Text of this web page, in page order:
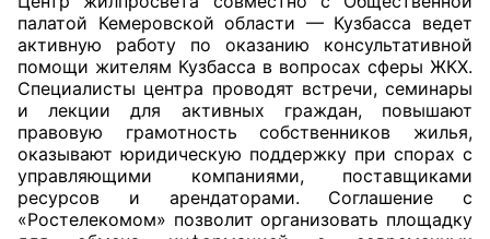
исполнительной власти
Общественные советы по проведению
независимой оценки качества условий
оказания услуг
О Палате
Структура Палаты
палатой Кемеровской области — Кузбасса ведет
активную работу по оказанию консультативной
помощи жителям Кузбасса в вопросах сферы ЖКХ.
Специалисты центра проводят встречи, семинары
и лекции для активных граждан, повышают
правовую грамотность собственников жилья,
оказывают юридическую поддержку при спорах с
управляющими компаниями, поставщиками
ресурсов и арендаторами. Соглашение с
«Ростелекомом» позволит организовать площадку